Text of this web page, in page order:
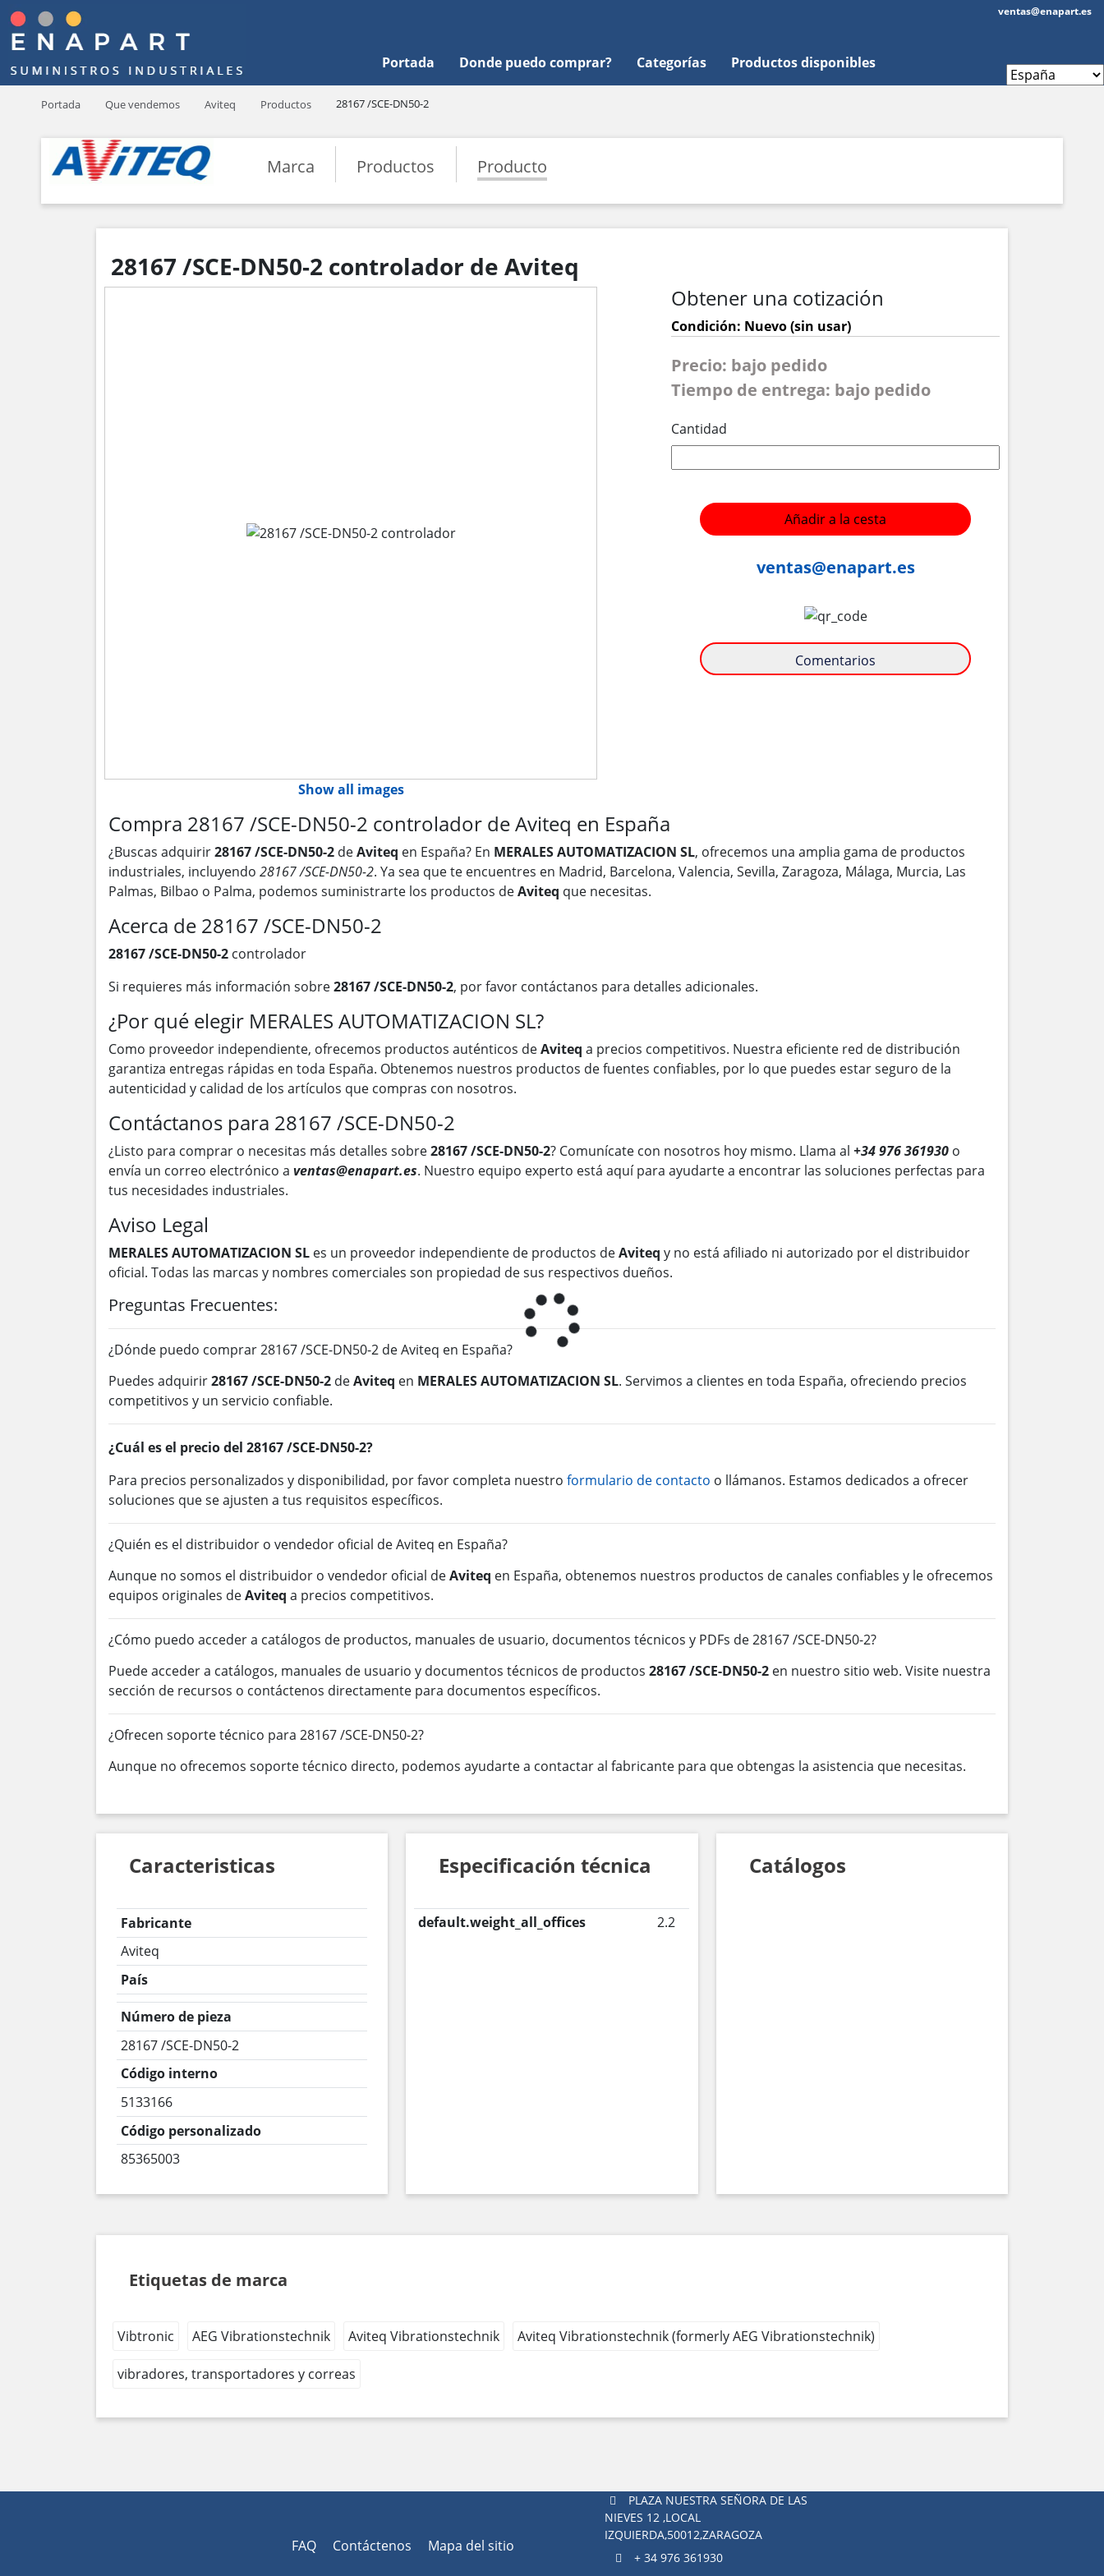
Portada Donde puedo comprar? Categorías Productos disponibles
ventas@enapart.es
Portada Que vendemos Aviteq Productos 28167 /SCE-DN50-2
Marca Productos Producto
28167 /SCE-DN50-2 controlador de Aviteq
Show all images
Obtener una cotización
Condición: Nuevo (sin usar)
Precio: bajo pedido
Tiempo de entrega: bajo pedido
Cantidad
Añadir a la cesta
ventas@enapart.es
Comentarios
Compra 28167 /SCE-DN50-2 controlador de Aviteq en España
¿Buscas adquirir28167 /SCE-DN50-2 deAviteq en España? En MERALES AUTOMATIZACION SL, ofrecemos una amplia gama de productos
industriales, incluyendo 28167 /SCE-DN50-2. Ya sea que te encuentres en Madrid, Barcelona, Valencia, Sevilla, Zaragoza, Málaga, Murcia, Las
Palmas, Bilbao o Palma, podemos suministrarte los productos deAviteq que necesitas.
Acerca de 28167 /SCE-DN50-2
28167 /SCE-DN50-2 controlador
Si requieres más información sobre28167 /SCE-DN50-2, por favor contáctanos para detalles adicionales.
¿Por qué elegir MERALES AUTOMATIZACION SL?
Como proveedor independiente, ofrecemos productos auténticos deAviteq a precios competitivos. Nuestra eficiente red de distribución
garantiza entregas rápidas en toda España. Obtenemos nuestros productos de fuentes confiables, por lo que puedes estar seguro de la
autenticidad y calidad de los artículos que compras con nosotros.
Contáctanos para 28167 /SCE-DN50-2
¿Listo para comprar o necesitas más detalles sobre28167 /SCE-DN50-2? Comunícate con nosotros hoy mismo. Llama al +34 976 361930 o
envía un correo electrónico a ventas@enapart.es. Nuestro equipo experto está aquí para ayudarte a encontrar las soluciones perfectas para
tus necesidades industriales.
Aviso Legal
MERALES AUTOMATIZACION SL es un proveedor independiente de productos deAviteq y no está afiliado ni autorizado por el distribuidor
oficial. Todas las marcas y nombres comerciales son propiedad de sus respectivos dueños.
Preguntas Frecuentes:
¿Dónde puedo comprar 28167 /SCE-DN50-2 de Aviteq en España?
Puedes adquirir28167 /SCE-DN50-2 deAviteq en MERALES AUTOMATIZACION SL. Servimos a clientes en toda España, ofreciendo precios
competitivos y un servicio confiable.
¿Cuál es el precio del 28167 /SCE-DN50-2?
Para precios personalizados y disponibilidad, por favor completa nuestro formulario de contacto o llámanos. Estamos dedicados a ofrecer
soluciones que se ajusten a tus requisitos específicos.
¿Quién es el distribuidor o vendedor oficial de Aviteq en España?
Aunque no somos el distribuidor o vendedor oficial deAviteq en España, obtenemos nuestros productos de canales confiables y le ofrecemos
equipos originales deAviteq a precios competitivos.
¿Cómo puedo acceder a catálogos de productos, manuales de usuario, documentos técnicos y PDFs de 28167 /SCE-DN50-2?
Puede acceder a catálogos, manuales de usuario y documentos técnicos de productos 28167 /SCE-DN50-2 en nuestro sitio web. Visite nuestra
sección de recursos o contáctenos directamente para documentos específicos.
¿Ofrecen soporte técnico para 28167 /SCE-DN50-2?
Aunque no ofrecemos soporte técnico directo, podemos ayudarte a contactar al fabricante para que obtengas la asistencia que necesitas.
Caracteristicas
Fabricante
Aviteq
País
Número de pieza
28167 /SCE-DN50-2
Código interno
5133166
Código personalizado
85365003
Especificación técnica
default.weight_all_offices 2.2
Catálogos
Etiquetas de marca
Vibtronic AEG Vibrationstechnik Aviteq Vibrationstechnik Aviteq Vibrationstechnik (formerly AEG Vibrationstechnik)
vibradores, transportadores y correas
FAQ Contáctenos Mapa del sitio
PLAZA NUESTRA SEÑORA DE LAS
NIEVES 12 ,LOCAL
IZQUIERDA,50012,ZARAGOZA
+ 34 976 361930